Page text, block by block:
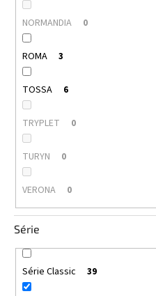
NORMANDIA 0
ROMA 3
TOSSA 6
TRYPLET 0
TURYN 0
VERONA 0
Série
Série Classic 39